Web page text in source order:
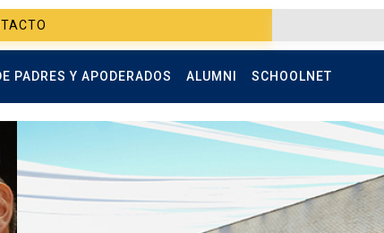
PADRES Y APODERADOS ALUMNI SCHOOLNET